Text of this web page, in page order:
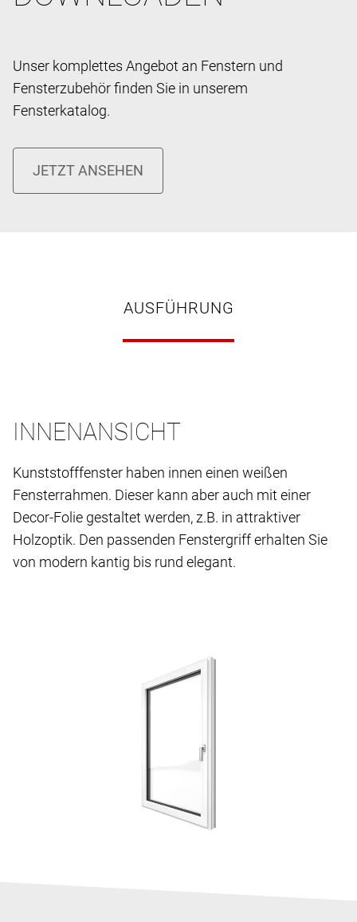
Unser komplettes Angebot an Fenstern und
Fensterzubehör finden Sie in unserem
Fensterkatalog.
AUSFÜHRUNG
INNENANSICHT
Kunststofffenster haben innen einen weißen
Fensterrahmen. Dieser kann aber auch mit einer
Decor-Folie gestaltet werden, z.B. in attraktiver
Holzoptik. Den passenden Fenstergriff erhalten Sie
von modern kantig bis rund elegant.